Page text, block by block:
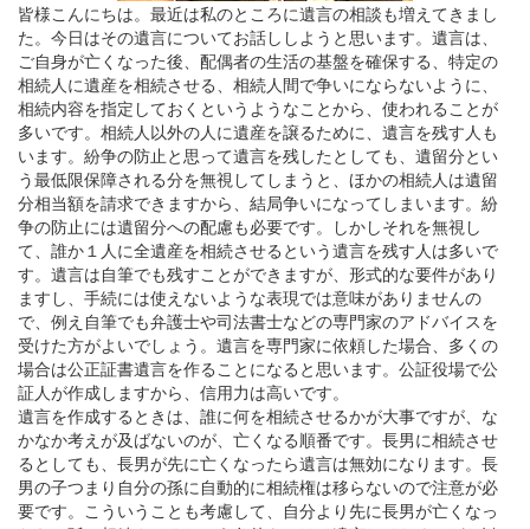
皆様こんにちは。最近は私のところに遺言の相談も増えてきまし
た。今日はその遺言についてお話ししようと思います。遺言は、
ご自身が亡くなった後、配偶者の生活の基盤を確保する、特定の
相続人に遺産を相続させる、相続人間で争いにならないように、
相続内容を指定しておくというようなことから、使われることが
多いです。相続人以外の人に遺産を譲るために、遺言を残す人も
います。紛争の防止と思って遺言を残したとしても、遺留分とい
う最低限保障される分を無視してしまうと、ほかの相続人は遺留
分相当額を請求できますから、結局争いになってしまいます。紛
争の防止には遺留分への配慮も必要です。しかしそれを無視し
て、誰か１人に全遺産を相続させるという遺言を残す人は多いで
す。遺言は自筆でも残すことができますが、形式的な要件があり
ますし、手続には使えないような表現では意味がありませんの
で、例え自筆でも弁護士や司法書士などの専門家のアドバイスを
受けた方がよいでしょう。遺言を専門家に依頼した場合、多くの
場合は公正証書遺言を作ることになると思います。公証役場で公
証人が作成しますから、信用力は高いです。
遺言を作成するときは、誰に何を相続させるかが大事ですが、な
かなか考えが及ばないのが、亡くなる順番です。長男に相続させ
るとしても、長男が先に亡くなったら遺言は無効になります。長
男の子つまり自分の孫に自動的に相続権は移らないので注意が必
要です。こういうことも考慮して、自分より先に長男が亡くなっ